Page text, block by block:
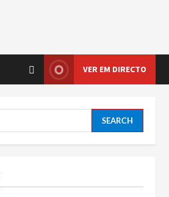
VER EM DIRECTO